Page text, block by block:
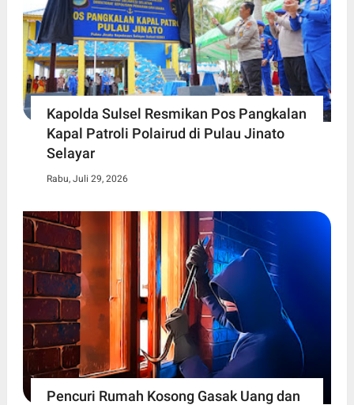
Kapolda Sulsel Resmikan Pos Pangkalan
Kapal Patroli Polairud di Pulau Jinato
Selayar
Rabu, Juli 29, 2026
Pencuri Rumah Kosong Gasak Uang dan